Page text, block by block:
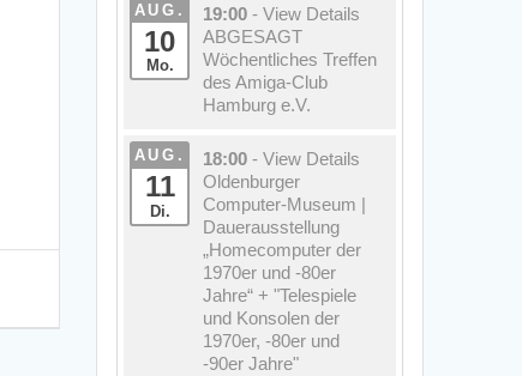
AUG.
10
Mo.
19:00 - View Details
ABGESAGT
Wöchentliches Treffen
des Amiga-Club
Hamburg e.V.
AUG.
11
Di.
18:00 - View Details
Oldenburger
Computer-Museum |
Dauerausstellung
„Homecomputer der
1970er und -80er
Jahre“ + "Telespiele
und Konsolen der
1970er, -80er und
-90er Jahre"